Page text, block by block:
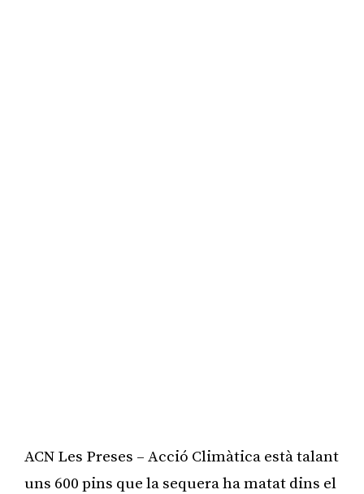
ACN Les Preses – Acció Climàtica està talant
uns 600 pins que la sequera ha matat dins el